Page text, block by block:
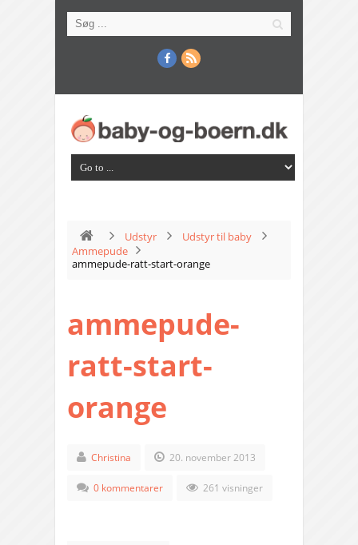
Udstyr
Udstyr til baby
Ammepude
ammepude-ratt-start-orange
ammepude-
ratt-start-
orange
Christina 20. november 2013
0 kommentarer 261 visninger